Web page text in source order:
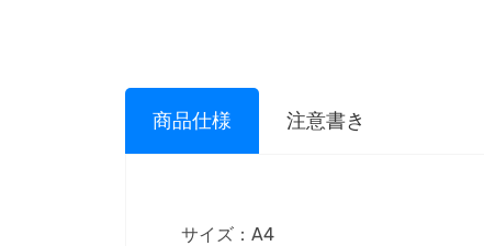
商品仕様 注意書き
サイズ：A4